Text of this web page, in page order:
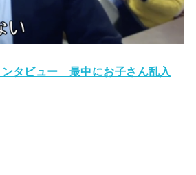
タビュー 最中にお子さん乱入